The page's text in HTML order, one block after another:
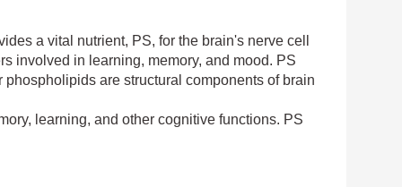
a vital nutrient, PS, for the brain's nerve cell
involved in learning, memory, and mood. PS
are structural components of brain
learning, and other cognitive functions. PS